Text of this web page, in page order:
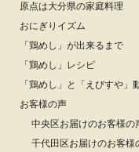
原点は大分県の家庭料理
おにぎりイズム
「鶏めし」が出来るまで
「鶏めし」レシピ
「鶏めし」と「えびすや」
お客様の声
中央区お届けのお客様の
千代田区お届けのお客様